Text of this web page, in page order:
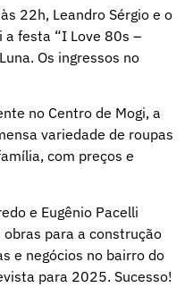
22h, Leandro Sérgio e o
a festa “I Love 80s –
Os ingressos no
no Centro de Mogi, a
variedade de roupas
com preços e
e Eugênio Pacelli
para a construção
e negócios no bairro do
para 2025. Sucesso!